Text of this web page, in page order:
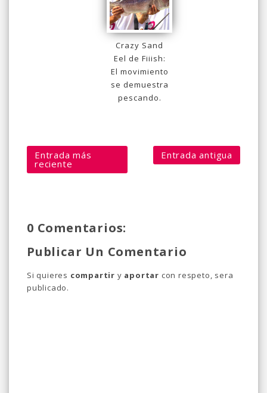
Crazy Sand
Eel de Fiiish:
El movimiento
se demuestra
pescando.
Entrada más
reciente
Entrada antigua
0 Comentarios:
Publicar Un Comentario
Si quieres compartir y aportar con respeto, sera
publicado.